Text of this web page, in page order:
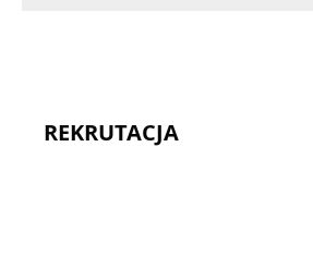
REKRUTACJA